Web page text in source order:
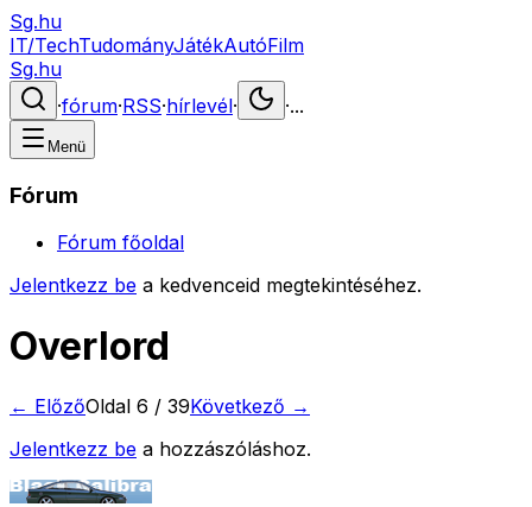
Sg.hu
IT/TechTudományJátékAutóFilm
Sg.hu
·fórum·RSS·hírlevél· ·...
Menü
Fórum
Fórum főoldal
Jelentkezz be a kedvenceid megtekintéséhez.
Overlord
← ElőzőOldal 6 / 39Következő →
Jelentkezz be a hozzászóláshoz.